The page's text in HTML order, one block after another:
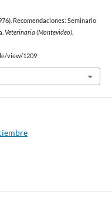
Recomendaciones: Seminario
Veterinaria (Montevideo),
view/1209